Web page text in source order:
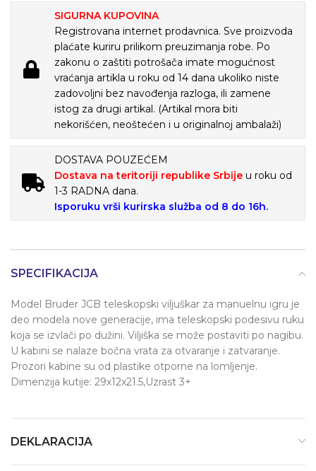
SIGURNA KUPOVINA
Registrovana internet prodavnica. Sve proizvoda
plaćate kuriru prilikom preuzimanja robe. Po
zakonu o zaštiti potrošača imate mogućnost
vraćanja artikla u roku od 14 dana ukoliko niste
zadovoljni bez navođenja razloga, ili zamene
istog za drugi artikal. (Artikal mora biti
nekorišćen, neoštećen i u originalnoj ambalaži)
DOSTAVA POUZEĆEM
Dostava na teritoriji republike Srbije u roku od
1-3 RADNA dana.
Isporuku vrši kurirska služba od 8 do 16h.
SPECIFIKACIJA
Model Bruder JCB teleskopski viljuškar za manuelnu igru je
deo modela nove generacije, ima teleskopski podesivu ruku
koja se izvlači po dužini. Viljiška se može postaviti po nagibu.
U kabini se nalaze bočna vrata za otvaranje i zatvaranje.
Prozori kabine su od plastike otporne na lomljenje.
Dimenzija kutije: 29x12x21.5,Uzrast 3+
DEKLARACIJA